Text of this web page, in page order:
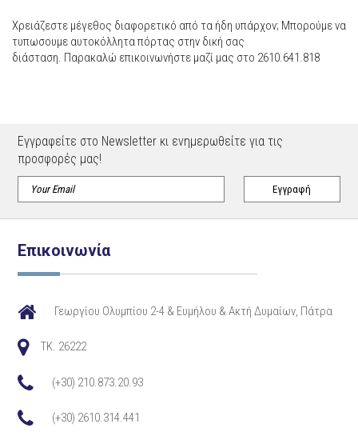
Χρειάζεστε μέγεθος διαφορετικό από τα ήδη υπάρχον; Μπορούμε να
τυπωσουμε αυτοκόλλητα πόρτας στην δική σας
διάσταση. Παρακαλώ επικοινωνήστε μαζί μας στο 2610.641.818
Εγγραφείτε στο Newsletter κι ενημερωθείτε για τις
προσφορές μας!
Επικοινωνία
Γεωργίου Ολυμπίου 2-4 & Ευμήλου & Ακτή Δυμαίων, Πάτρα
TK. 26222
(+30) 210.873.20.93
(+30) 2610.314.441